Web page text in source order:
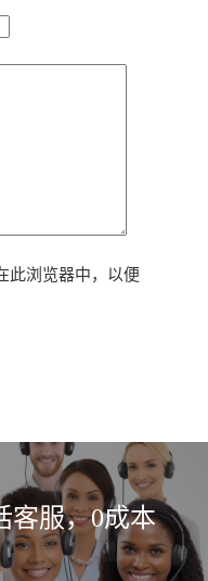
此浏览器中，以便
客服，0成本